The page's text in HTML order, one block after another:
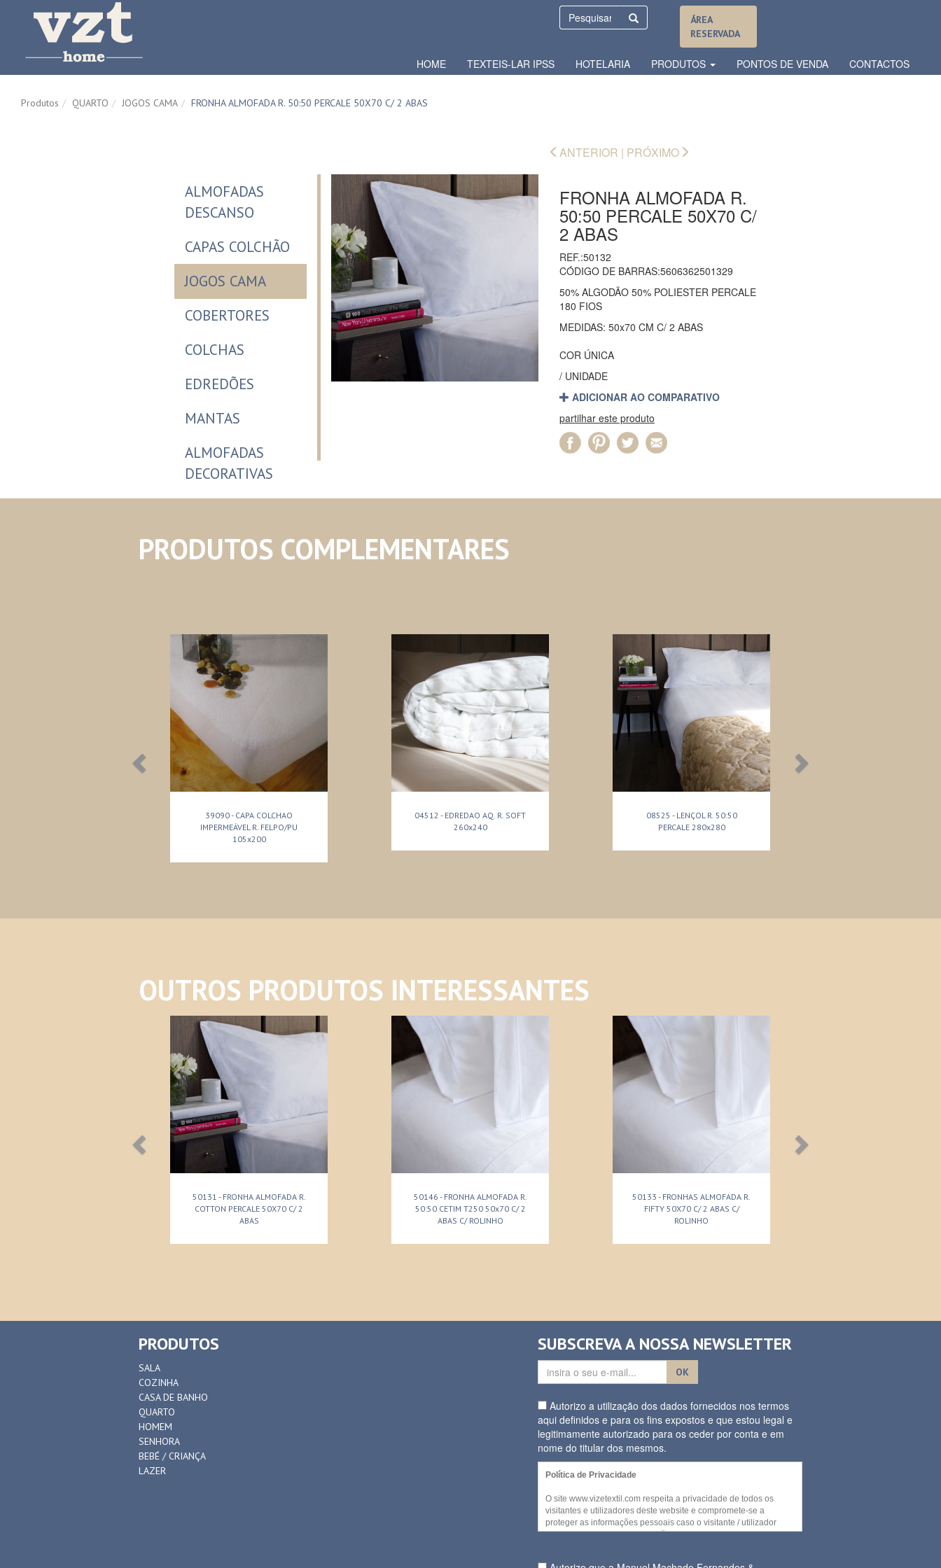
ÁREA
RESERVADA
HOME TEXTEIS-LAR IPSS HOTELARIA PRODUTOS PONTOS DE VENDA CONTACTOS
Produtos QUARTO JOGOS CAMA FRONHA ALMOFADA R. 50:50 PERCALE 50X70 C/ 2 ABAS
ANTERIOR | PRÓXIMO
ALMOFADAS
DESCANSO
CAPAS COLCHÃO
JOGOS CAMA
COBERTORES
COLCHAS
EDREDÕES
MANTAS
ALMOFADAS
DECORATIVAS
FRONHA ALMOFADA R.
50:50 PERCALE 50X70 C/
2 ABAS
REF.:50132
CÓDIGO DE BARRAS:5606362501329
50% ALGODÃO 50% POLIESTER PERCALE
180 FIOS
MEDIDAS: 50x70 CM C/ 2 ABAS
COR ÚNICA
/ UNIDADE
ADICIONAR AO COMPARATIVO
partilhar este produto
PRODUTOS COMPLEMENTARES
39090 - CAPA COLCHAO
IMPERMEÁVEL R. FELPO/PU
105x200
04512 - EDREDAO AQ. R. SOFT
260x240
08525 - LENÇOL R. 50:50
PERCALE 280x280
OUTROS PRODUTOS INTERESSANTES
50131 - FRONHA ALMOFADA R.
COTTON PERCALE 50X70 C/ 2
ABAS
50146 - FRONHA ALMOFADA R.
50:50 CETIM T250 50x70 C/ 2
ABAS C/ ROLINHO
50133 - FRONHAS ALMOFADA R.
FIFTY 50X70 C/ 2 ABAS C/
ROLINHO
PRODUTOS
SALA
COZINHA
CASA DE BANHO
QUARTO
HOMEM
SENHORA
BEBÉ / CRIANÇA
LAZER
SUBSCREVA A NOSSA NEWSLETTER
OK
Autorizo a utilização dos dados fornecidos nos termos
aqui definidos e para os fins expostos e que estou legal e
legitimamente autorizado para os ceder por conta e em
nome do titular dos mesmos.
Política de Privacidade
O site www.vizetextil.com respeita a privacidade de todos os
visitantes e utilizadores deste website e compromete-se a
proteger as informações pessoais caso o visitante / utilizador
decida partilhar. Algumas secções e / ou funcionalidades deste